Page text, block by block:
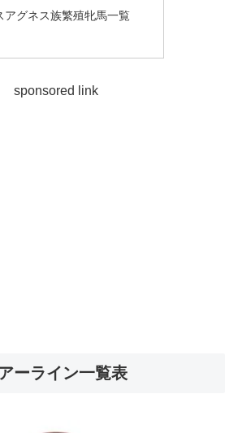
アグネス族繁殖牝馬一覧
sponsored link
ーライン一覧表